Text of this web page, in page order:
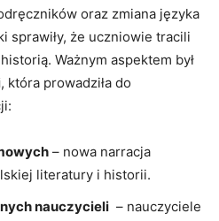
oraz zmiana języka
sprawiły, że uczniowie tracili
Ważnym aspektem‌ był⁤
, która prowadziła do
– nowa narracja
literatury i historii.
nauczycieli ⁣ – nauczyciele